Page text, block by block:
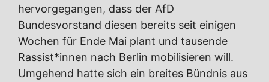
hervorgegangen, dass der AfD
Bundesvorstand diesen bereits seit einigen
Wochen für Ende Mai plant und tausende
Rassist*innen nach Berlin mobilisieren will.
Umgehend hatte sich ein breites Bündnis aus